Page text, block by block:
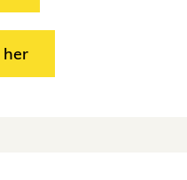
her